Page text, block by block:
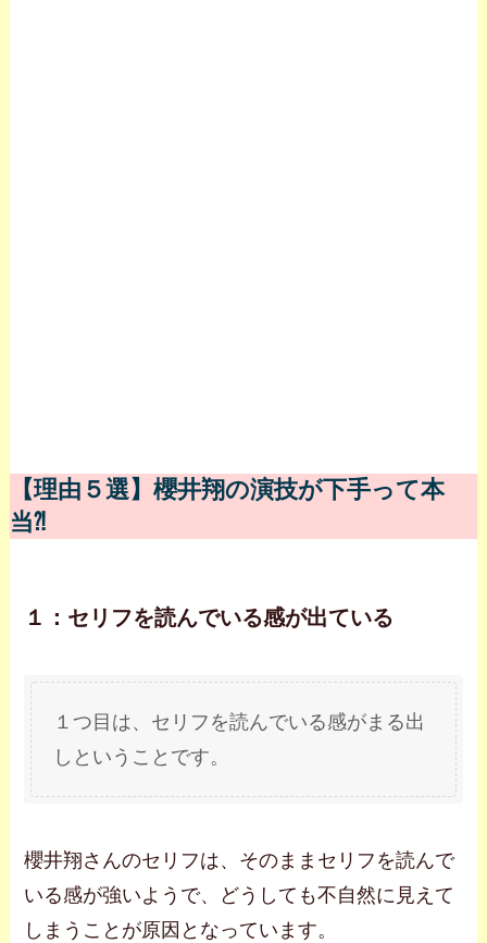
【理由５選】櫻井翔の演技が下手って本
当⁈
１：セリフを読んでいる感が出ている
１つ目は、セリフを読んでいる感がまる出
しということです。
櫻井翔さんのセリフは、そのままセリフを読んで
いる感が強いようで、どうしても不自然に見えて
しまうことが原因となっています。